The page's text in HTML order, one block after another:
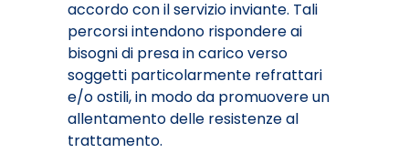
accordo con il servizio inviante. Tali
percorsi intendono rispondere ai
bisogni di presa in carico verso
soggetti particolarmente refrattari
e/o ostili, in modo da promuovere un
allentamento delle resistenze al
trattamento.